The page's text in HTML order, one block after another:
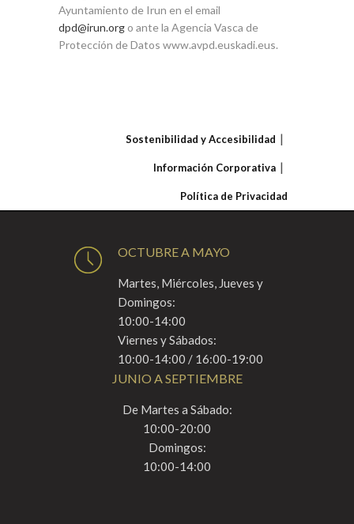
Ayuntamiento de Irun en el email
dpd@irun.org o ante la Agencia Vasca de
Protección de Datos www.avpd.euskadi.eus.
Sostenibilidad y Accesibilidad
Información Corporativa
Política de Privacidad
OCTUBRE A MAYO
Martes, Miércoles, Jueves y
Domingos:
10:00-14:00
Viernes y Sábados:
10:00-14:00 / 16:00-19:00
JUNIO A SEPTIEMBRE
De Martes a Sábado:
10:00-20:00
Domingos:
10:00-14:00